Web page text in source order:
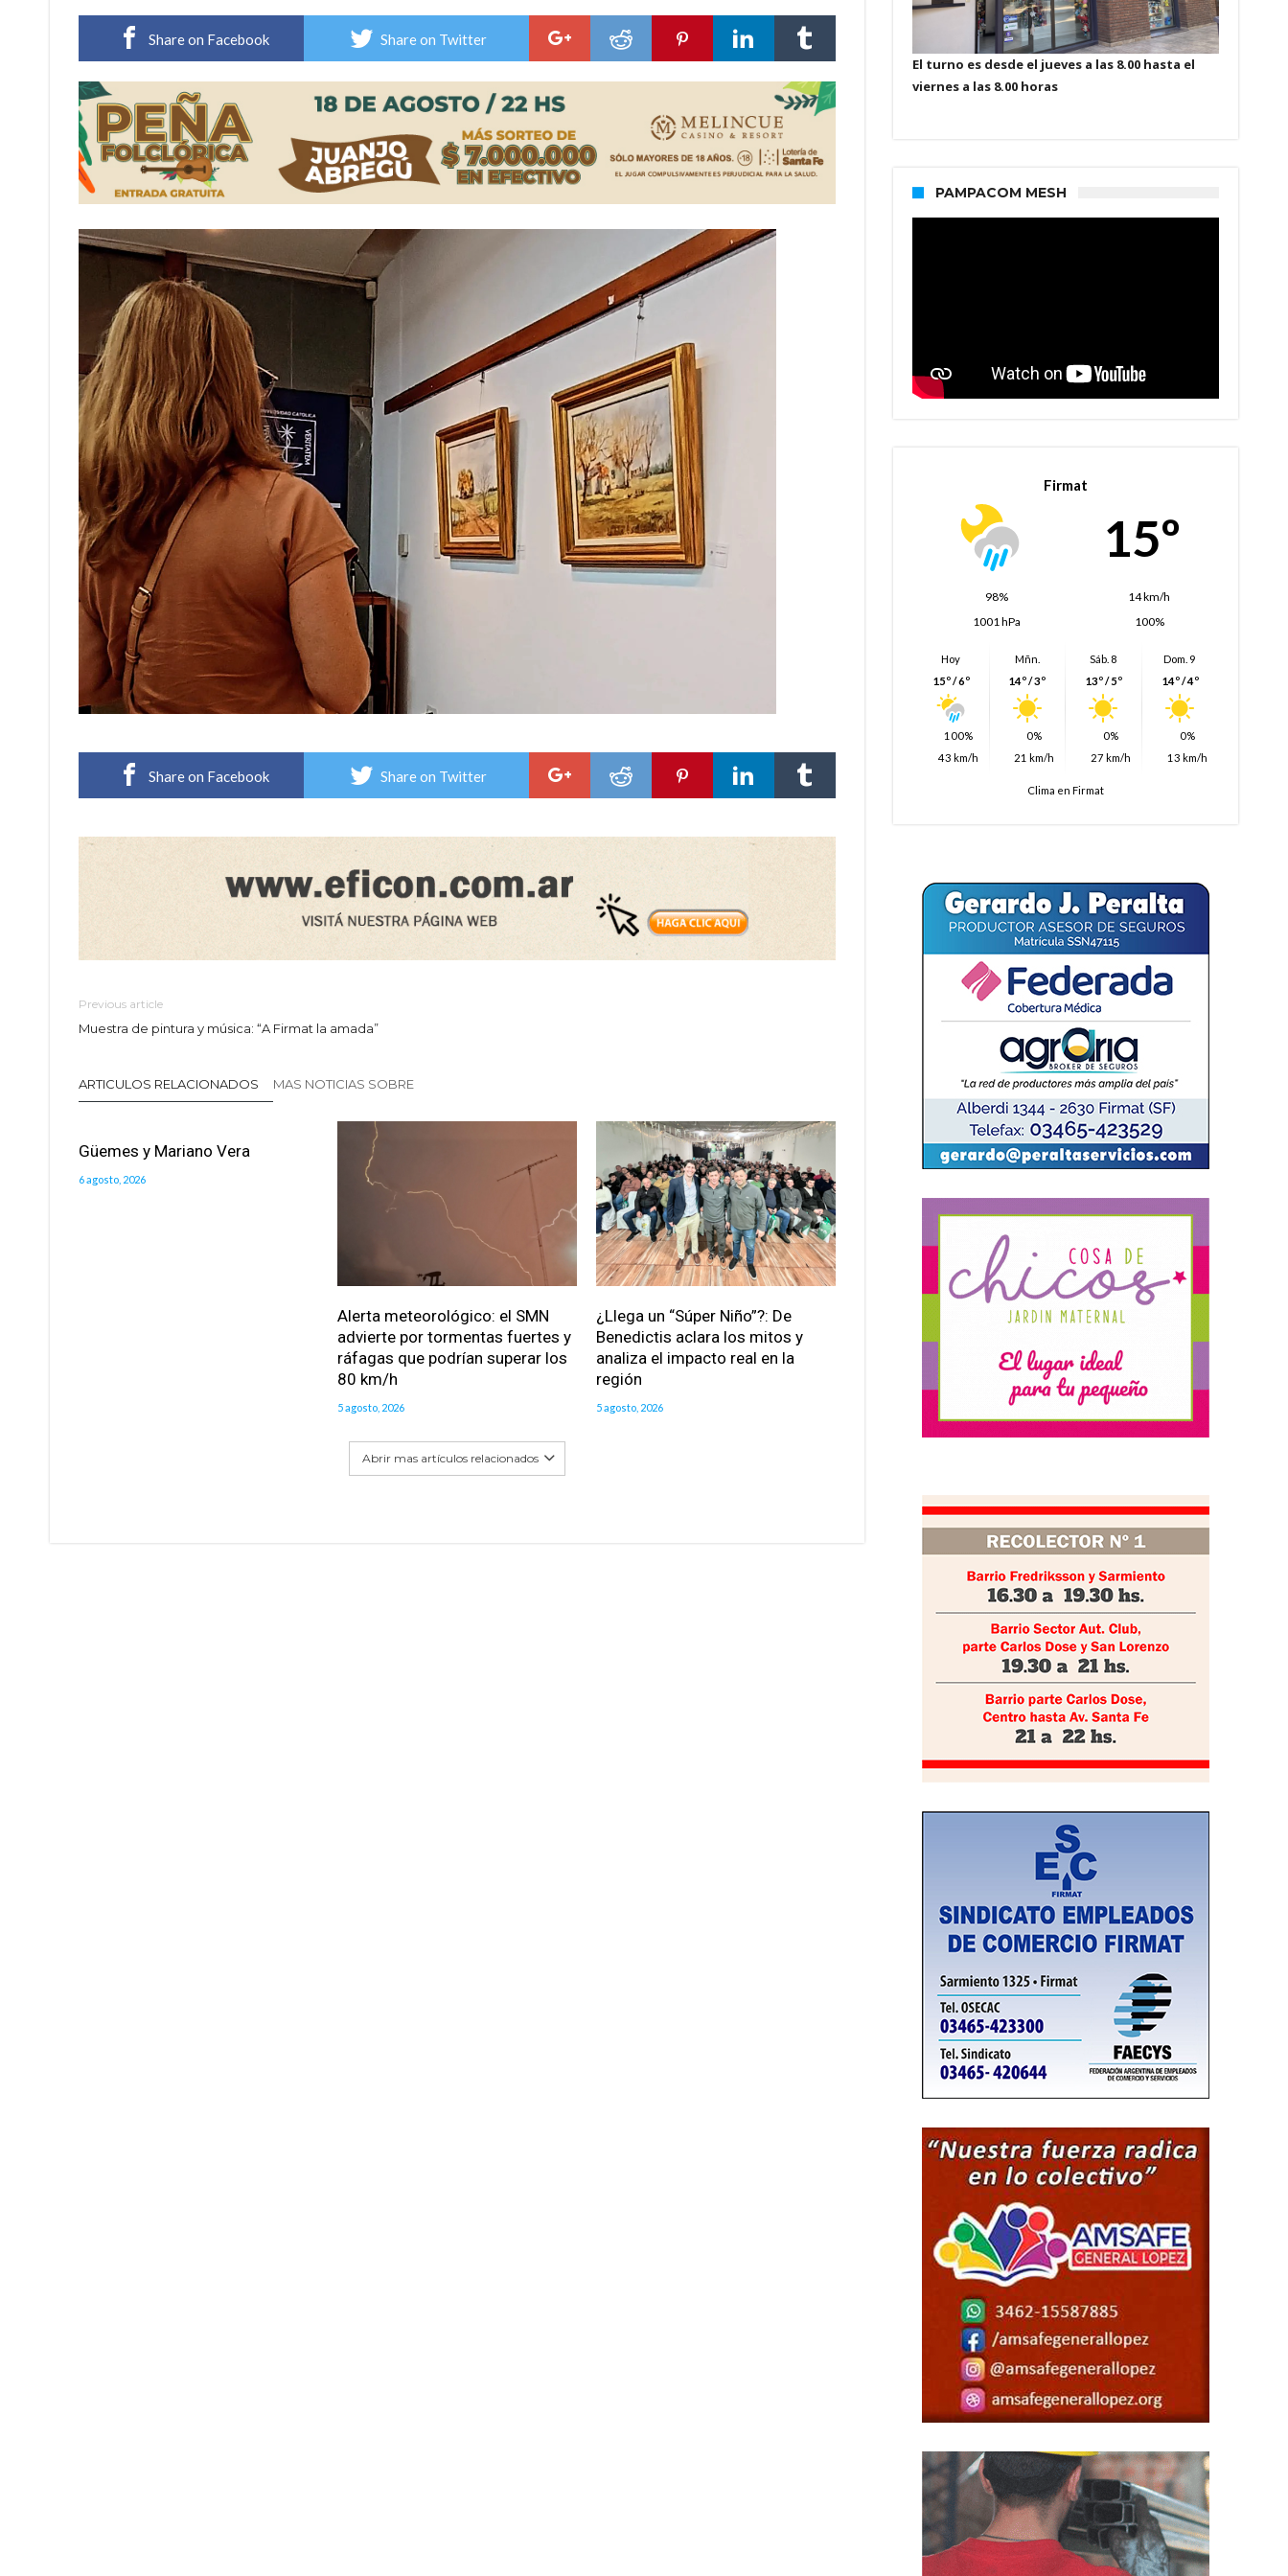
Sueño albiceleste: la arquera firmatense Jazmín David fue citada a la Selección Argentina
Share on Facebook Share on Twitter
Share on Facebook Share on Twitter
Previous article
Muestra de pintura y música: “A Firmat la amada”
ARTICULOS RELACIONADOS MAS NOTICIAS SOBRE
Güemes y Mariano Vera
6 agosto, 2026
Alerta meteorológico: el SMN
advierte por tormentas fuertes y
ráfagas que podrían superar los
80 km/h
5 agosto, 2026
¿Llega un “Súper Niño”?: De
Benedictis aclara los mitos y
analiza el impacto real en la
región
5 agosto, 2026
Abrir mas artículos relacionados
El turno es desde el jueves a las 8.00 hasta el
viernes a las 8.00 horas
PAMPACOM MESH
Firmat
15º
98%
14 km/h
1001 hPa
100%
Hoy
15º / 6º
100%
43 km/h
Mñn.
14º / 3º
0%
21 km/h
Sáb. 8
13º / 5º
0%
27 km/h
Dom. 9
14º / 4º
0%
13 km/h
Clima en Firmat